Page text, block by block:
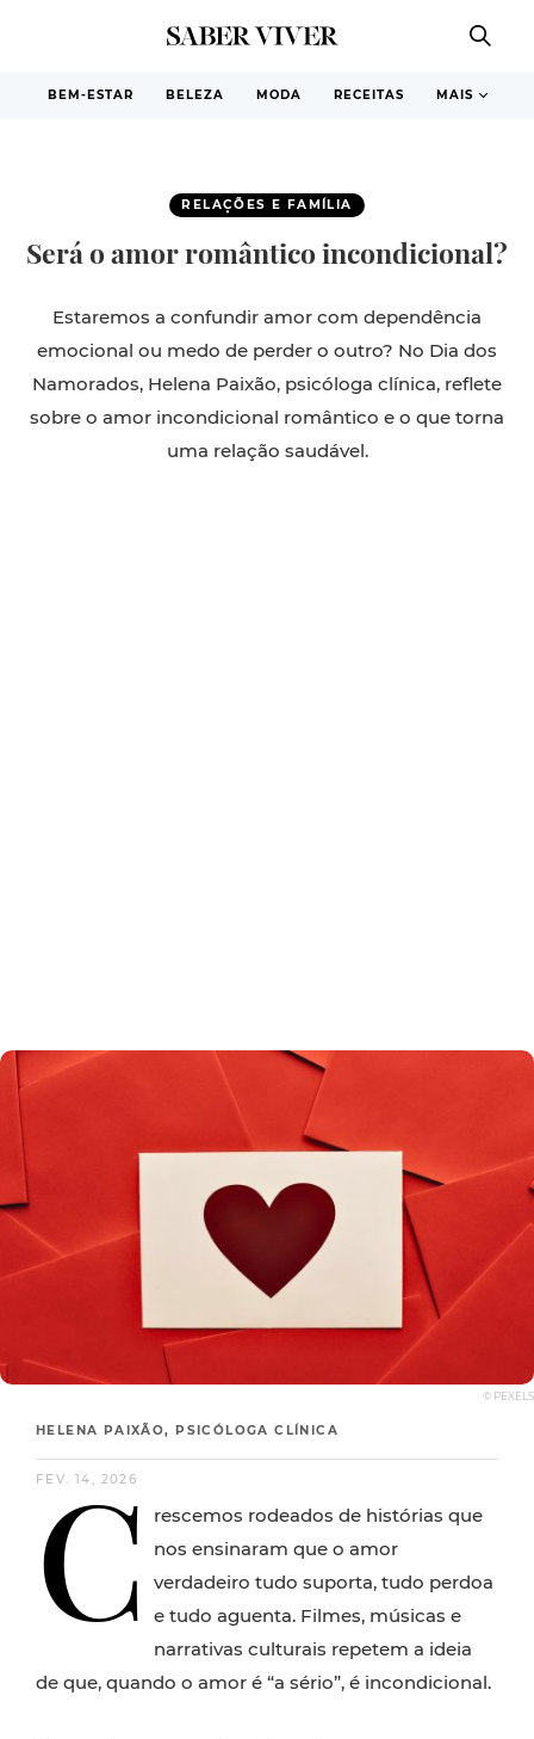
BEM-ESTAR BELEZA MODA RECEITAS MAIS
RELAÇÕES E FAMÍLIA
Será o amor romântico incondicional?
Estaremos a confundir amor com dependência
emocional ou medo de perder o outro? No Dia dos
Namorados, Helena Paixão, psicóloga clínica, reflete
sobre o amor incondicional romântico e o que torna
uma relação saudável.
© PEXELS
HELENA PAIXÃO, PSICÓLOGA CLÍNICA
FEV. 14, 2026
C
rescemos rodeados de histórias que
nos ensinaram que o amor
verdadeiro tudo suporta, tudo perdoa
e tudo aguenta. Filmes, músicas e
narrativas culturais repetem a ideia
de que, quando o amor é “a sério”, é incondicional.